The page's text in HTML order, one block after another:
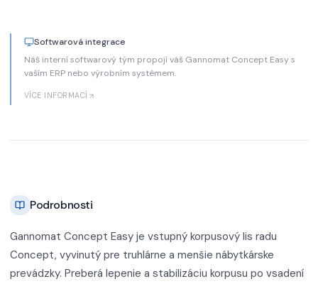
Softwarová integrace
Náš interní softwarový tým propojí váš Gannomat Concept Easy s
vaším ERP nebo výrobním systémem.
VÍCE INFORMACÍ
Podrobnosti
Gannomat Concept Easy je vstupný korpusový lis radu
Concept, vyvinutý pre truhlárne a menšie nábytkárske
prevádzky. Preberá lepenie a stabilizáciu korpusu po vsadení